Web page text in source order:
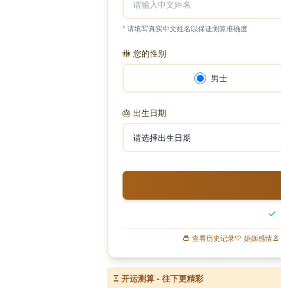
* 请填写真实中文姓名以保证测算准确度
🚻 您的性别
男士
🎂 出生日期
查看历史记录 婚姻感情
Ξ 开运测算 - 往下更精彩